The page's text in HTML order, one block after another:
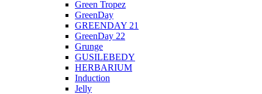
Green Tropez
GreenDay
GREENDAY 21
GreenDay 22
Grunge
GUSILEBEDY
HERBARIUM
Induction
Jelly